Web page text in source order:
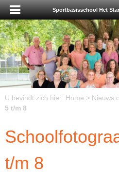
Sportbasisschool Het
U bevindt zich hier: Home > Nieuws
5 t/m 8
t/m 8